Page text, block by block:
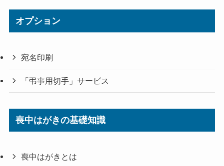
オプション
宛名印刷
「弔事用切手」サービス
喪中はがきの基礎知識
喪中はがきとは